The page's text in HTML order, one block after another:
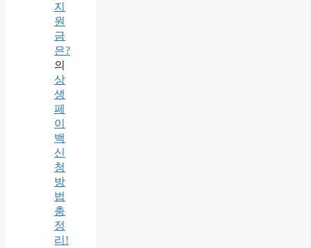
지
원
금
은?
의
상
생
페
이
백
신
청
방
법
총
정
리!